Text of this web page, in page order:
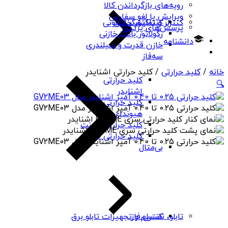
کلید حرارتی
اشنایدر
کلید حرارتی
هیوندای
کلید حرارتی چینت
کلید حرارتی PNS
بی‌متال
کنتاکتور خازنی
رگولاتور بانک خازنی
خازن قدرت و سیلندری
سه‌فاز
کنترلر و نمایشگر تابلویی
کنترل فاز
تابلو، تقسیم و تجهیزات تابلو برق
رویه‌های بازگرداندن کالا
ویرایش یا لغو سفارش
پرسش‌های پرتکرار
دانشنامه
خانه /کلید حرارتی / کلید حرارتی اشنایدر
🔍